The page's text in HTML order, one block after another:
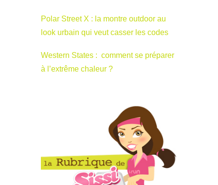
Polar Street X : la montre outdoor au
look urbain qui veut casser les codes
Western States : comment se préparer
à l’extrême chaleur ?